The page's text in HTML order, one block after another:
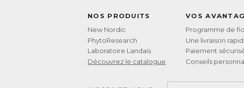
NOS PRODUITS
New Nordic
PhytoResearch
Laboratoire Landais
Découvrez le catalogue
VOS
Programme de
Une livraison
Paiement
Conseils